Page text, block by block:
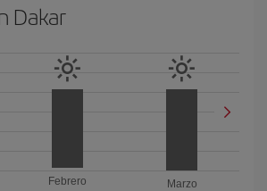
Dakar
Febrero
Marzo